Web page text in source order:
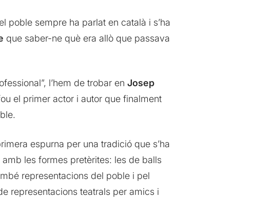
poble sempre ha parlat en català i s’ha
que saber-ne què era allò que passava
l’hem de trobar en Josep
el primer actor i autor que finalment
espurna per una tradició que s’ha
les formes pretèrites: les de balls
representacions del poble i pel
representacions teatrals per amics i